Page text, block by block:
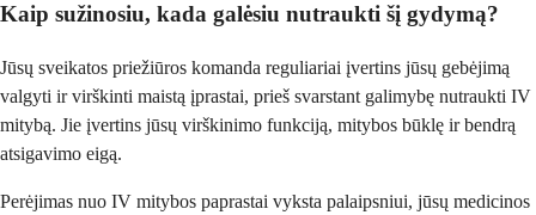
Kaip sužinosiu, kada galėsiu nutraukti šį gydymą?
Jūsų sveikatos priežiūros komanda reguliariai įvertins jūsų gebėjimą
valgyti ir virškinti maistą įprastai, prieš svarstant galimybę nutraukti IV
mitybą. Jie įvertins jūsų virškinimo funkciją, mitybos būklę ir bendrą
atsigavimo eigą.
Perėjimas nuo IV mitybos paprastai vyksta palaipsniui, jūsų medicinos